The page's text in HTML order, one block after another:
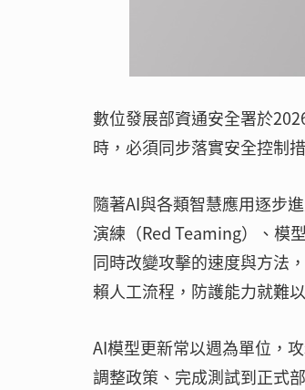
數位發展部資通安全署於
時，必須同步落實安全控制
隨著AI與各類智慧應用逐步
演練（Red Teaming）、模
同時改變攻擊的速度與方法
賴人工流程，防護能力就難
AI模型更新常以週為單位，
調整政策、完成測試到正式